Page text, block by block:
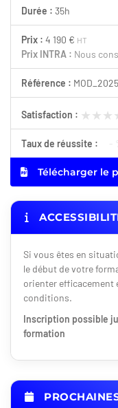
Durée : 35h
Prix : 4 190 € HT
Prix INTRA : Nous
Référence :
Satisfaction :
Taux de réussite : -
Télécharger le
Si vous êtes en
le début de votre
orienter efficacement
conditions.
Inscription possible
formation